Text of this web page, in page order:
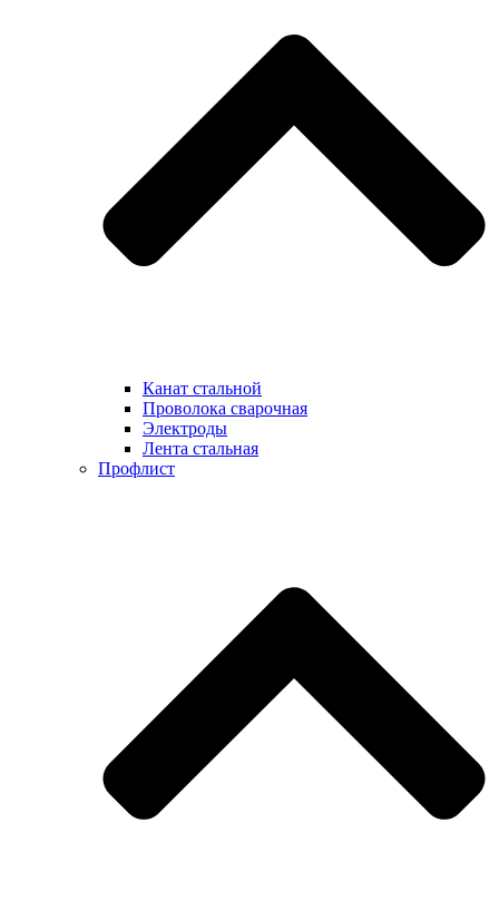
Канат стальной
Проволока сварочная
Электроды
Лента стальная
Профлист